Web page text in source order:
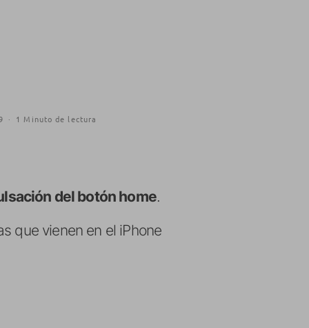
· 1 Minuto de lectura
del botón home.
que vienen en el iPhone